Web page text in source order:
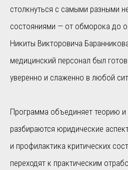
столкнуться с самыми разными
состояниями — от обморока до
Никиты Викторовича
медицинский персонал был
уверенно и слаженно в любой
Программа объединяет теорию и
разбираются юридические
и профилактика критических
переходят к практическим